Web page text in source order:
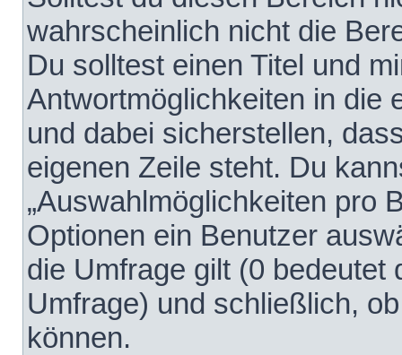
wahrscheinlich nicht die
Du solltest einen Titel und
Antwortmöglichkeiten in die
und dabei sicherstellen,
eigenen Zeile steht. Du
„Auswahlmöglichkeiten pro
Optionen ein Benutzer
die Umfrage gilt (0 bedeutet
Umfrage) und schließlich,
können.